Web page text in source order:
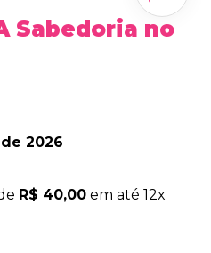
Sabedoria no
2026
R$ 40,00 em até 12x